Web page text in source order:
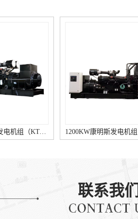
1200KW康明斯发电机组（KTA50-G8柴油机）
联系我们